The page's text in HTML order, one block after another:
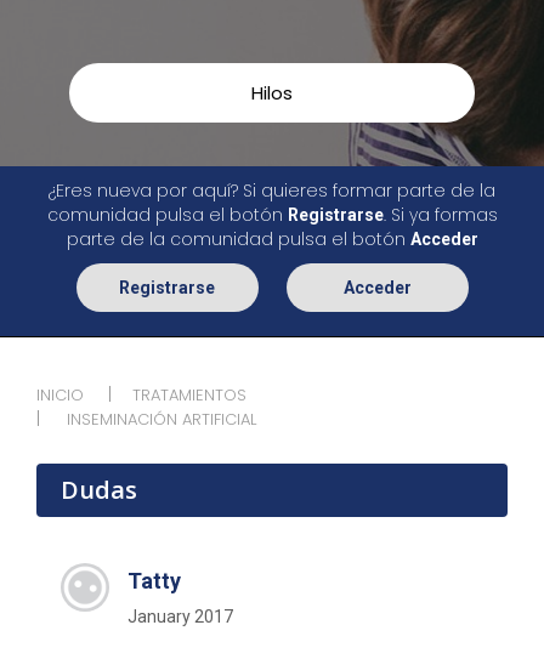
Hilos
¿Eres nueva por aquí? Si quieres formar parte de la
comunidad pulsa el botón Registrarse. Si ya formas
parte de la comunidad pulsa el botón Acceder
Registrarse Acceder
INICIO
TRATAMIENTOS
INSEMINACIÓN ARTIFICIAL
Dudas
Tatty
January 2017